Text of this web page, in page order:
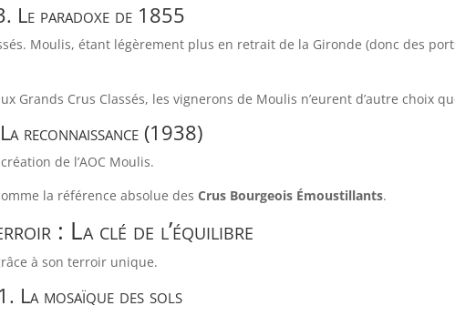
Le paradoxe de 1855
Moulis, étant légèrement plus en retrait de la Gironde (donc des
Crus Classés, les vignerons de Moulis n’eurent d’autre choix
reconnaissance (1938)
de l’AOC Moulis.
la référence absolue desCrus Bourgeois Émoustillants.
: La clé de l’équilibre
à son terroir unique.
1. La mosaïque des sols